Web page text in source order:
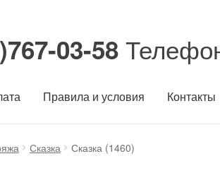
03-58
Правила и условия Контакты
Сказка Сказка (1460)